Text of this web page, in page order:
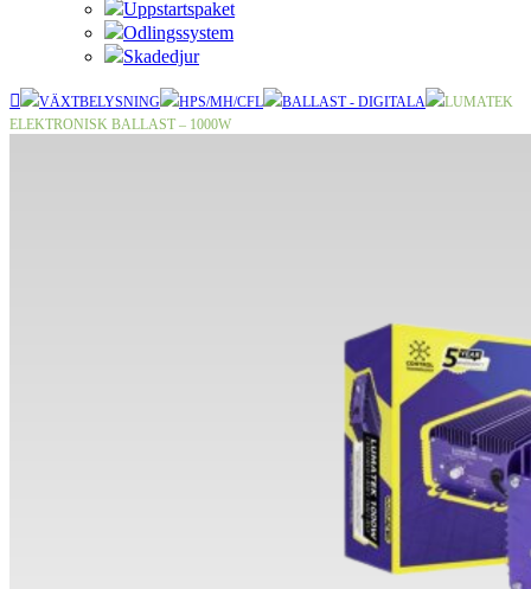
Uppstartspaket
Odlingssystem
Skadedjur
VÄXTBELYSNING HPS/MH/CFL BALLAST - DIGITALA
LUMATEK
ELEKTRONISK BALLAST – 1000W